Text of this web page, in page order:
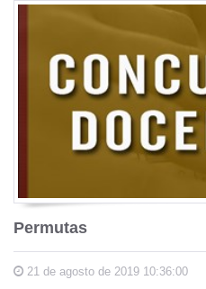
Permutas
21 de agosto de 2019 10:36:00